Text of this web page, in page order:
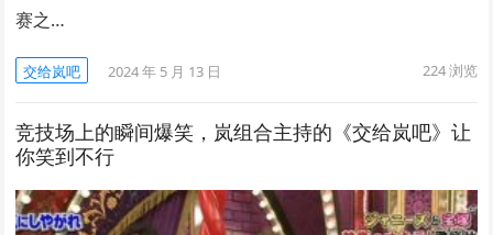
赛之…
交给岚吧 2024 年 5 月 13 日 224浏览
竞技场上的瞬间爆笑，岚组合主持的《交给岚吧》让
你笑到不行